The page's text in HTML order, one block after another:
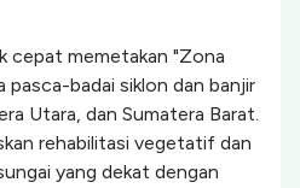
cepat memetakan "Zona
pasca-badai siklon dan banjir
Utara, dan Sumatera Barat.
rehabilitasi vegetatif dan
yang dekat dengan